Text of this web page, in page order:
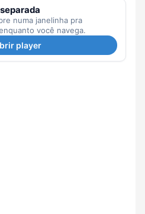
numa janelinha pra
você navega.
player